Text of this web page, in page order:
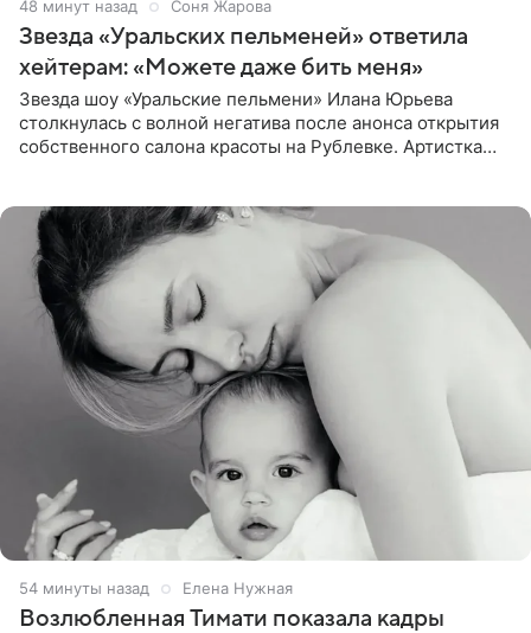
48 минут назад Соня Жарова
Звезда «Уральских пельменей» ответила
хейтерам: «Можете даже бить меня»
Звезда шоу «Уральские пельмени» Илана Юрьева
столкнулась с волной негатива после анонса открытия
собственного салона красоты на Рублевке. Артистка
54 минуты назад Елена Нужная
Возлюбленная Тимати показала кадры